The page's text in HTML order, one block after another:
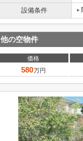
設備条件
他の空物件
価格
580万円